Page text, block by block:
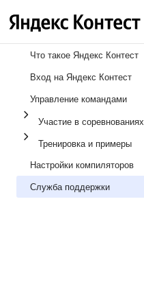
Что такое Яндекс Контест
Вход на Яндекс Контест
Управление командами
Участие в соревнованиях
Тренировка и примеры
Настройки компиляторов
Служба поддержки